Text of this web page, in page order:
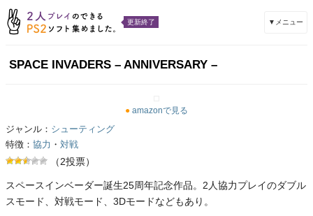
更新終了 ▼メニュー
SPACE INVADERS – ANNIVERSARY –
● amazonで見る
ジャンル： シューティング
特徴： 協力 ・ 対戦
（2投票）
スペースインベーダー誕生25周年記念作品。2人協力プレイのダブル
スモード、対戦モード、3Dモードなどもあり。